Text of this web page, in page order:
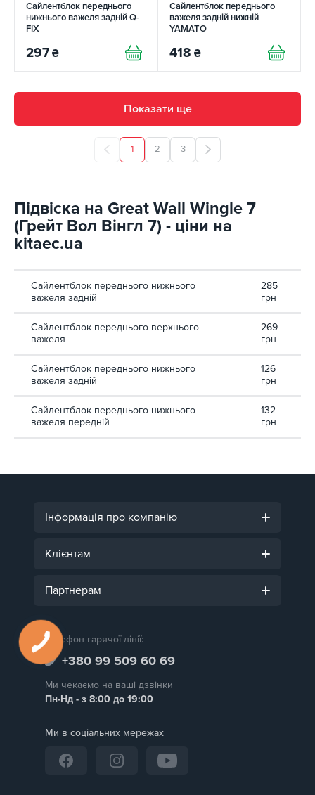
Сайлентблок переднього
нижнього важеля задній Q-
FIX
297 ₴
Сайлентблок переднього
важеля задній нижній
YAMATO
418 ₴
Показати ще
1 2 3
Підвіска на Great Wall Wingle 7
(Грейт Вол Вінгл 7) - ціни на
kitaec.ua
Сайлентблок переднього нижнього
важеля задній
285
грн
Сайлентблок переднього верхнього
важеля
269
грн
Сайлентблок переднього нижнього
важеля задній
126
грн
Сайлентблок переднього нижнього
важеля передній
132
грн
Інформація про компанію
Клієнтам
Партнерам
Телефон гарячої лінії:
+380 99 509 60 69
Ми чекаємо на ваші дзвінки
Пн-Нд - з 8:00 до 19:00
Ми в соціальних мережах